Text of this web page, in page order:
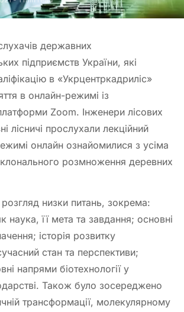
державних
підприємств України, які
в «Укрцентркадриліс»
в онлайн-режимі із
Zoom. Інженери лісових
лісничі прослухали лекційний
онлайн ознайомилися з усіма
розмноження деревних
розгляд низки питань, зокрема:
наука, її мета та завдання; основні
історія розвитку
стан та перспективи;
напрями біотехнології у
Також було зосереджено
трансформації, молекулярному